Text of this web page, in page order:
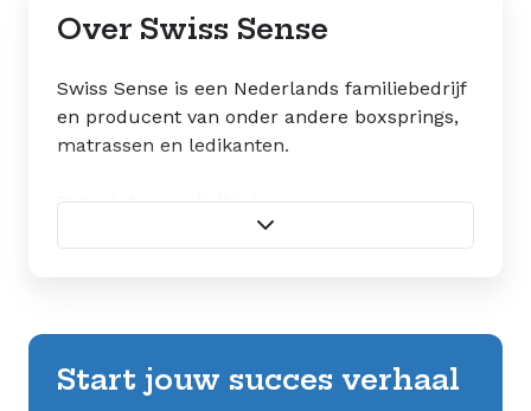
Over Swiss Sense
Swiss Sense is een Nederlands familiebedrijf
en producent van onder andere boxsprings,
matrassen en ledikanten.
Bezoek hun website →
Start jouw succes verhaal